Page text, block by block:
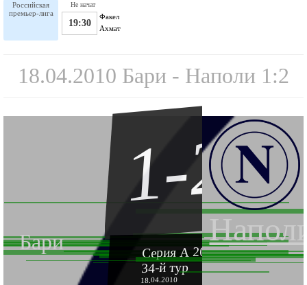
Российская
премьер-лига
Факел
19:30 Ахмат
Не начат
18.04.2010 Бари - Наполи 1:2
Бари
1-2
Серия А 2009-2010
34-й тур
18.04.2010